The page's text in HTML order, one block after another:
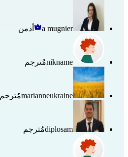
a mugnier أدمن
niknameمُُترجم
marianneukraineمُُترجم
diplosamمُُترجم